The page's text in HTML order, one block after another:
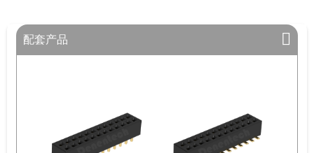
配套产品